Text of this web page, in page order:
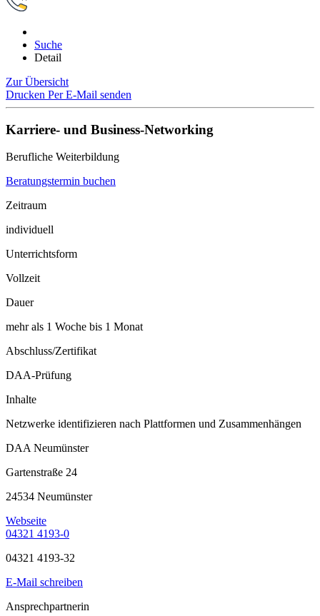
Suche
Detail
Zur Übersicht
Drucken Per E-Mail senden
Karriere- und Business-Networking
Berufliche Weiterbildung
Beratungstermin buchen
Zeitraum
individuell
Unterrichtsform
Vollzeit
Dauer
mehr als 1 Woche bis 1 Monat
Abschluss/Zertifikat
DAA-Prüfung
Inhalte
Netzwerke identifizieren nach Plattformen und Zusammenhängen
DAA Neumünster
Gartenstraße 24
24534 Neumünster
Webseite
04321 4193-0
04321 4193-32
E-Mail schreiben
Ansprechpartnerin